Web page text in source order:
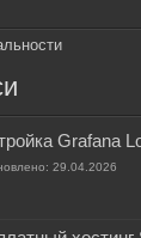
Grafana
29.04.2026